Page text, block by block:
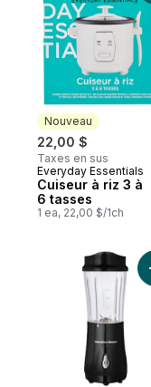
Nouveau
22,00 $
Taxes en sus
Nouveau
Everyday Essentials
Cuiseur à riz 3 à
6 tasses
1 ea, 22,00 $/1ch